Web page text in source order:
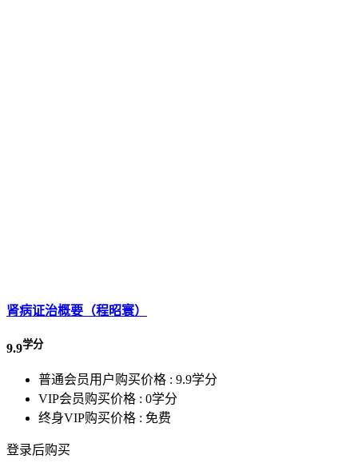
肾病证治概要（程昭寰）
9.9学分
普通会员用户购买价格 : 9.9学分
VIP会员购买价格 : 0学分
终身VIP购买价格 : 免费
登录后购买